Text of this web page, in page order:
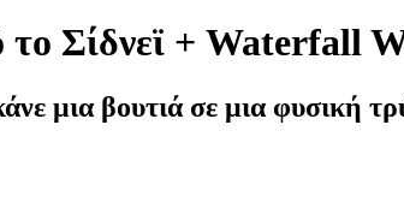
Σίδνεϊ + Waterfall
μια βουτιά σε μια φυσική